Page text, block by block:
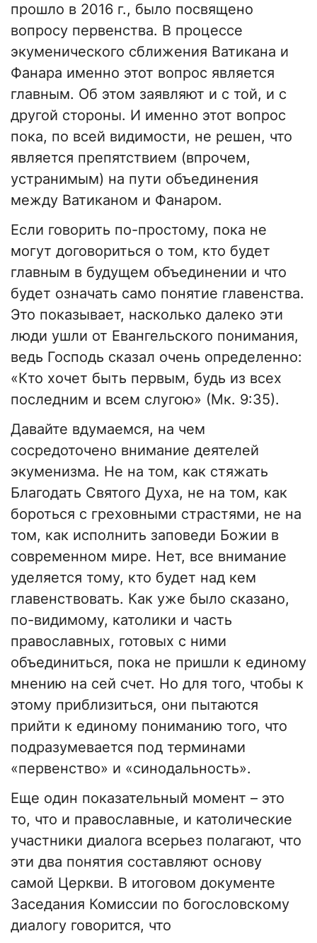
прошло в 2016 г., было посвящено
вопросу первенства. В процессе
экуменического сближения Ватикана и
Фанара именно этот вопрос является
главным. Об этом заявляют и с той, и с
другой стороны. И именно этот вопрос
пока, по всей видимости, не решен, что
является препятствием (впрочем,
устранимым) на пути объединения
между Ватиканом и Фанаром.
Если говорить по-простому, пока не
могут договориться о том, кто будет
главным в будущем объединении и что
будет означать само понятие главенства.
Это показывает, насколько далеко эти
люди ушли от Евангельского понимания,
ведь Господь сказал очень определенно:
«Кто хочет быть первым, будь из всех
последним и всем слугою» (Мк. 9:35).
Давайте вдумаемся, на чем
сосредоточено внимание деятелей
экуменизма. Не на том, как стяжать
Благодать Святого Духа, не на том, как
бороться с греховными страстями, не на
том, как исполнить заповеди Божии в
современном мире. Нет, все внимание
уделяется тому, кто будет над кем
главенствовать. Как уже было сказано,
по-видимому, католики и часть
православных, готовых с ними
объединиться, пока не пришли к единому
мнению на сей счет. Но для того, чтобы к
этому приблизиться, они пытаются
прийти к единому пониманию того, что
подразумевается под терминами
«первенство» и «синодальность».
Еще один показательный момент – это
то, что и православные, и католические
участники диалога всерьез полагают, что
эти два понятия составляют основу
самой Церкви. В итоговом документе
Заседания Комиссии по богословскому
диалогу говорится, что